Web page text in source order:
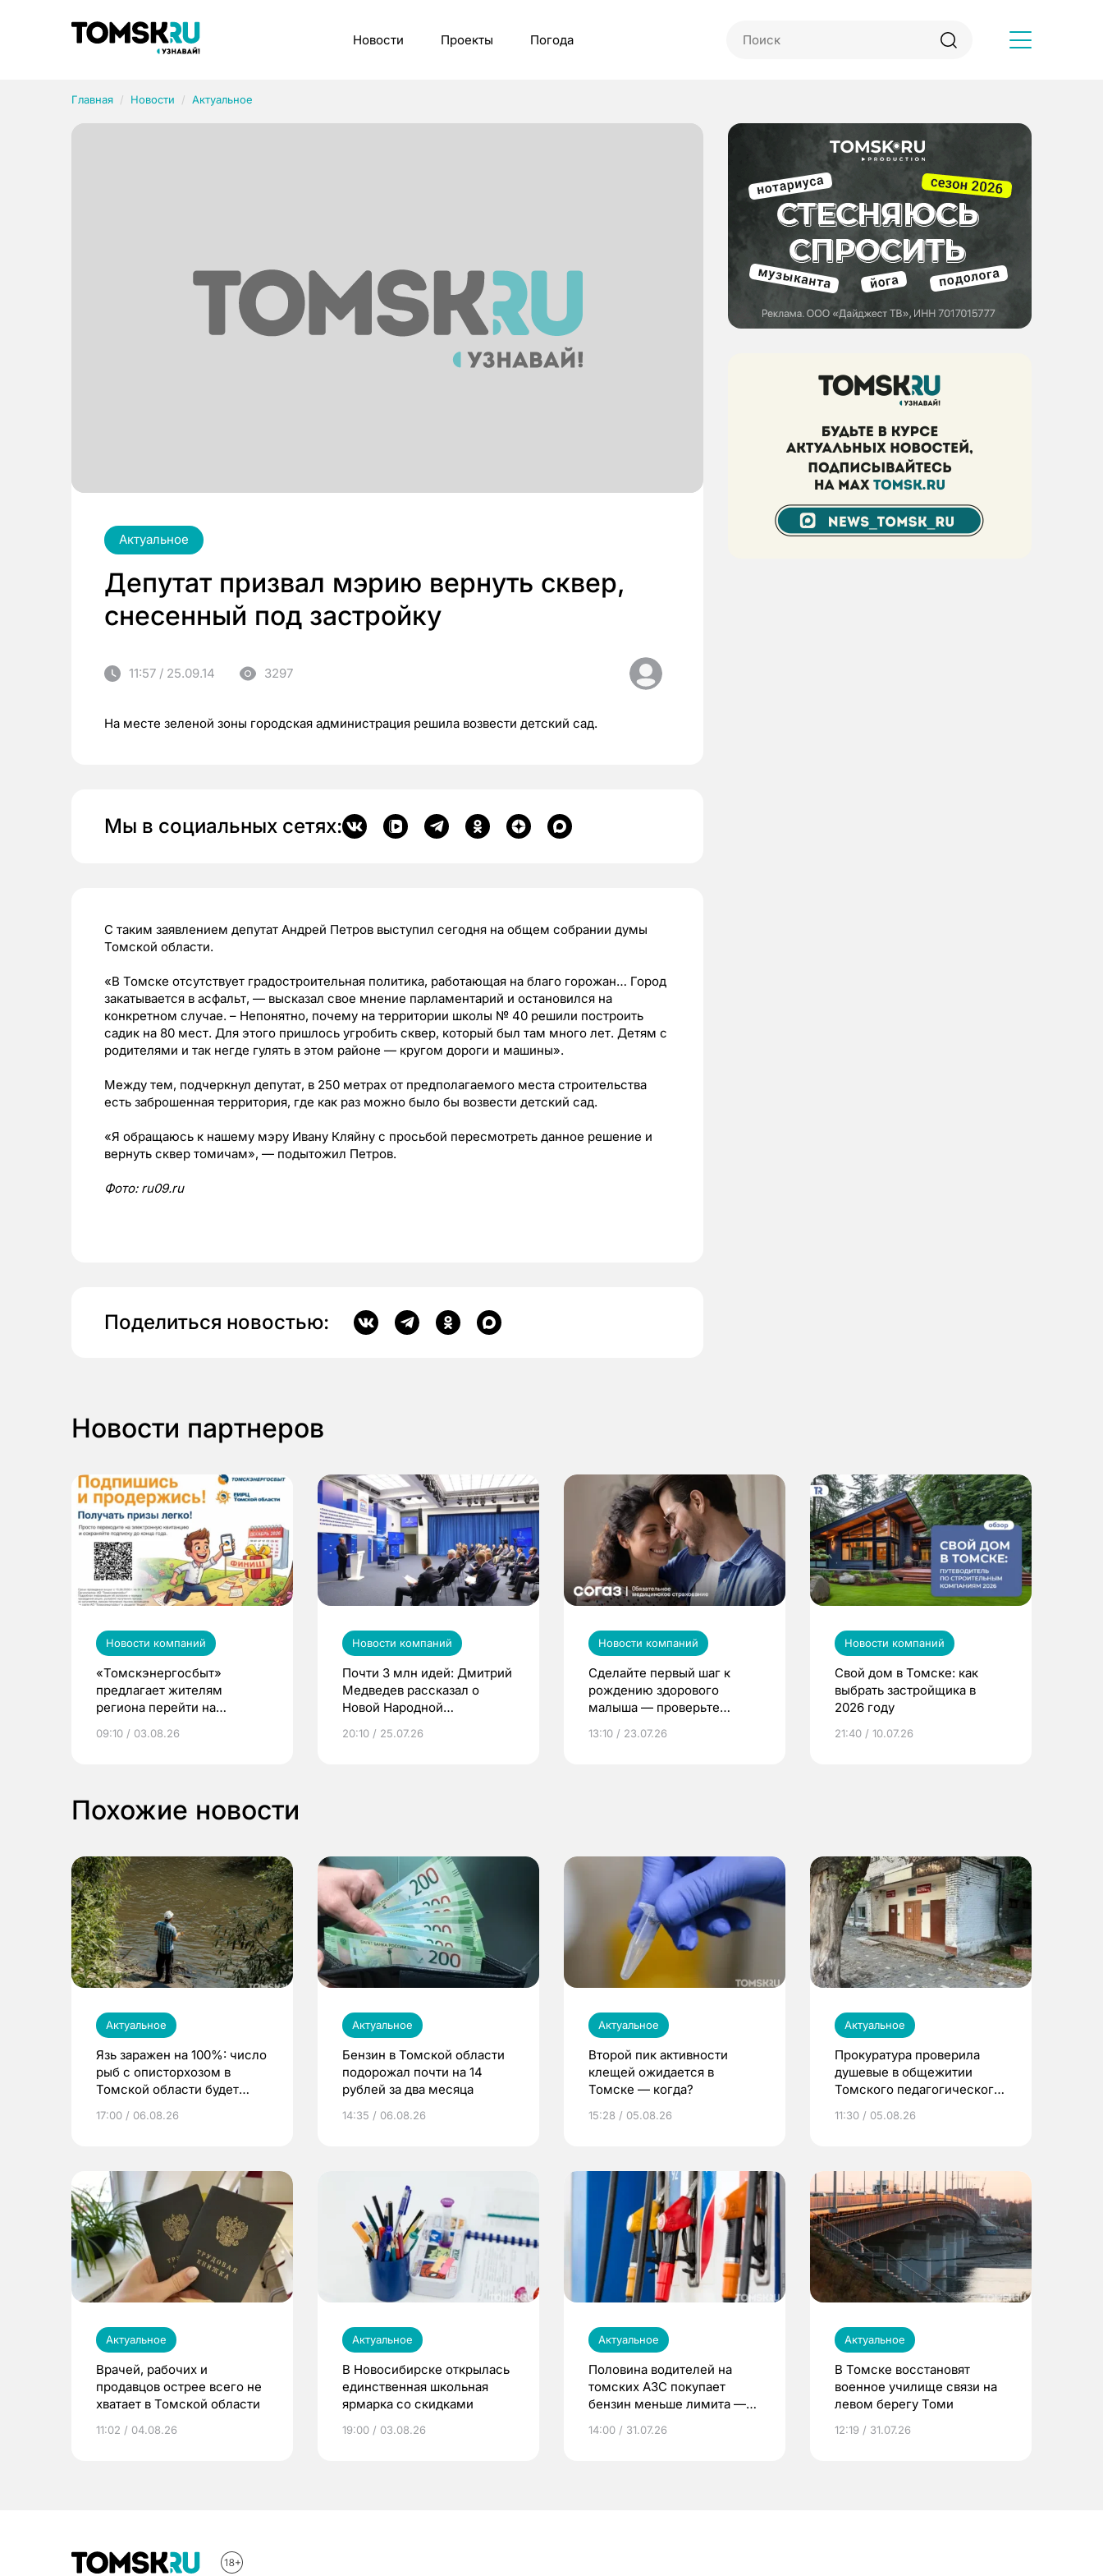
Новости Проекты Погода
Главная Новости Актуальное
Актуальное
Депутат призвал мэрию вернуть сквер,
снесенный под застройку
11:57 / 25.09.14 3297
На месте зеленой зоны городская администрация решила возвести детский сад.
Мы в социальных сетях:
С таким заявлением депутат Андрей Петров выступил сегодня на общем собрании думы
Томской области.
«В Томске отсутствует градостроительная политика, работающая на благо горожан… Город
закатывается в асфальт, — высказал свое мнение парламентарий и остановился на
конкретном случае. – Непонятно, почему на территории школы № 40 решили построить
садик на 80 мест. Для этого пришлось угробить сквер, который был там много лет. Детям с
родителями и так негде гулять в этом районе — кругом дороги и машины».
Между тем, подчеркнул депутат, в 250 метрах от предполагаемого места строительства
есть заброшенная территория, где как раз можно было бы возвести детский сад.
«Я обращаюсь к нашему мэру Ивану Кляйну с просьбой пересмотреть данное решение и
вернуть сквер томичам», — подытожил Петров.
Фото: ru09.ru
Поделиться новостью:
Новости партнеров
Новости компаний
«Томскэнергосбыт»
предлагает жителям
региона перейти на
выиграть призы
09:10 / 03.08.26
Новости компаний
Почти 3 млн идей: Дмитрий
Медведев рассказал о
Новой Народной
20:10 / 25.07.26
Новости компаний
Сделайте первый шаг к
рождению здорового
малыша — проверьте
по ОМС!
13:10 / 23.07.26
Новости компаний
Свой дом в Томске: как
выбрать застройщика в
2026 году
21:40 / 10.07.26
Похожие новости
Актуальное
Язь заражен на 100%: число
рыб с описторхозом в
Томской области будет
17:00 / 06.08.26
Актуальное
Бензин в Томской области
подорожал почти на 14
рублей за два месяца
14:35 / 06.08.26
Актуальное
Второй пик активности
клещей ожидается в
Томске — когда?
15:28 / 05.08.26
Актуальное
Прокуратура проверила
душевые в общежитии
Томского педагогического
11:30 / 05.08.26
Актуальное
Врачей, рабочих и
продавцов острее всего не
хватает в Томской области
11:02 / 04.08.26
Актуальное
В Новосибирске открылась
единственная школьная
ярмарка со скидками
19:00 / 03.08.26
Актуальное
Половина водителей на
томских АЗС покупает
бензин меньше лимита —
14:00 / 31.07.26
Актуальное
В Томске восстановят
военное училище связи на
левом берегу Томи
12:19 / 31.07.26
Рубрики